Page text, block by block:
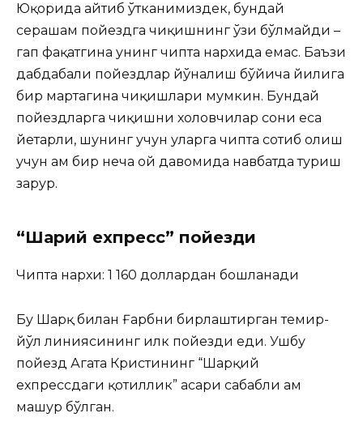
Юқорида айтиб ўтканимиздек, бундай
серҳашам пойездга чиқишнинг ўзи бўлмайди –
гап фақатгина унинг чипта нархида емас. Баъзи
дабдабали пойездлар йўналиш бўйича йилига
бир мартагина чиқишлари мумкин. Бундай
пойездларга чиқишни хоҳловчилар сони еса
йетарли, шунинг учун уларга чипта сотиб олиш
учун ҳам бир неча ой давомида навбатда туриш
зарур.
“Шарқий ехпресс” пойезди
Чипта нархи: 1 160 доллардан бошланади
Бу Шарқ билан Ғарбни бирлаштирган темир-
йўл линиясининг илк пойезди еди. Ушбу
пойезд Агата Кристининг “Шарқий
ехпрессдаги қотиллик” асари сабабли ҳам
машҳур бўлган.